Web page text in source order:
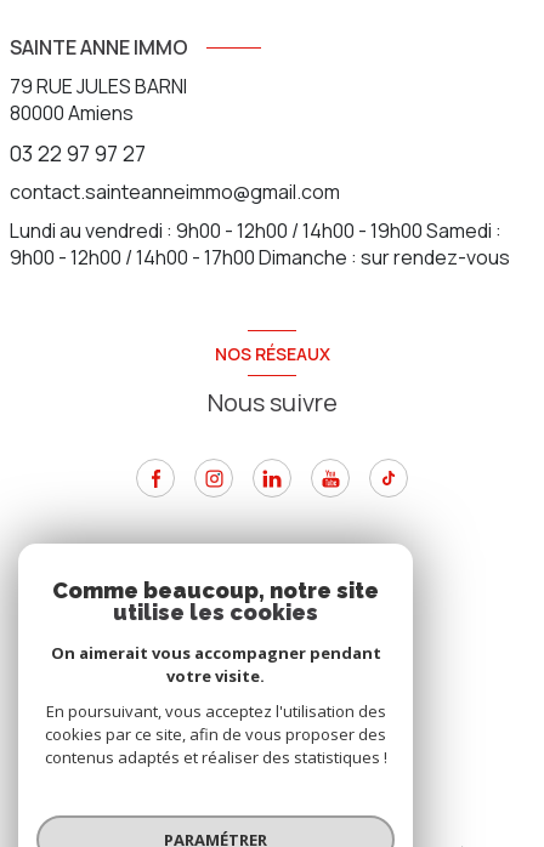
SAINTE ANNE IMMO
79 RUE JULES BARNI
80000Amiens
03 22 97 97 27
contact.sainteanneimmo@gmail.com
Lundi au vendredi : 9h00 - 12h00 / 14h00 - 19h00 Samedi :
9h00 - 12h00 / 14h00 - 17h00 Dimanche : sur rendez-vous
NOS RÉSEAUX
Nous suivre
Nous adhérons
© 2026 | Tous droits réservés
Comme beaucoup, notre site
utilise les cookies
On aimerait vous accompagner pendant
votre visite.
En poursuivant, vous acceptez l'utilisation des
cookies par ce site, afin de vous proposer des
contenus adaptés et réaliser des statistiques !
PARAMÉTRER